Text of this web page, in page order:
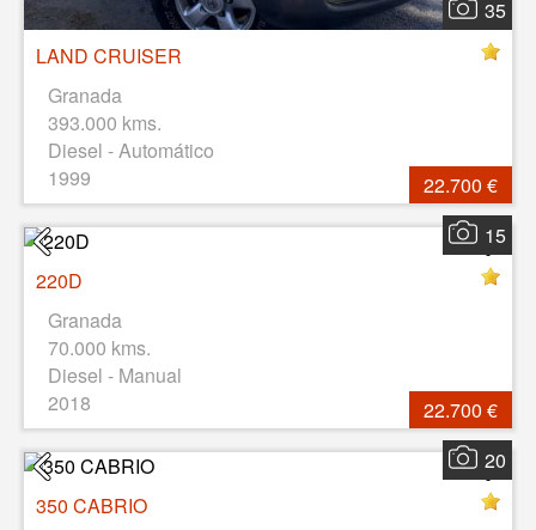
35
LAND CRUISER
Granada
393.000 kms.
Diesel - Automático
1999
22.700 €
15
220D
Granada
70.000 kms.
Diesel - Manual
2018
22.700 €
20
350 CABRIO